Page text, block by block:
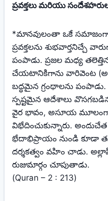
ప్రవక్తలు మరియు
*మానవులంతా ఒకే
ప్రవక్తలను శుభవార్తనిచ్చే
పంపాడు. ప్రజల మధ్య
చేయటానికిగాను వారివెంట
బద్ధమైన గ్రంథాలను
స్పష్టమైన ఆదేశాలు
వైర భావం, అసూయ
విభేదించుకున్నారు.
భేదాభిప్రాయం నుండి కూడా
దర్శకత్వం వహిం చాడు.
రుజుమార్గం చూపుతాడు.
(Quran – 2 : 213)